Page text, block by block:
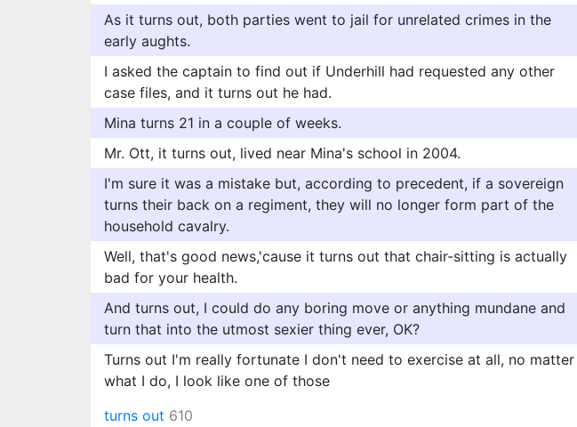
As it turns out, both parties went to jail for unrelated crimes in the
early aughts.
I asked the captain to find out if Underhill had requested any other
case files, and it turns out he had.
Mina turns 21 in a couple of weeks.
Mr. Ott, it turns out, lived near Mina's school in 2004.
I'm sure it was a mistake but, according to precedent, if a sovereign
turns their back on a regiment, they will no longer form part of the
household cavalry.
Well, that's good news,'cause it turns out that chair-sitting is actually
bad for your health.
And turns out, I could do any boring move or anything mundane and
turn that into the utmost sexier thing ever, OK?
Turns out I'm really fortunate I don't need to exercise at all, no matter
what I do, I look like one of those
turns out 610